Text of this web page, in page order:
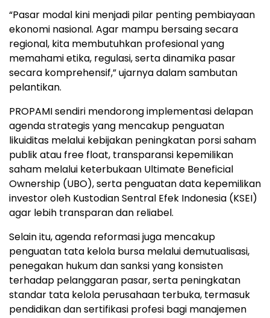
“Pasar modal kini menjadi pilar penting pembiayaan
ekonomi nasional. Agar mampu bersaing secara
regional, kita membutuhkan profesional yang
memahami etika, regulasi, serta dinamika pasar
secara komprehensif,” ujarnya dalam sambutan
pelantikan.
PROPAMI sendiri mendorong implementasi delapan
agenda strategis yang mencakup penguatan
likuiditas melalui kebijakan peningkatan porsi saham
publik atau free float, transparansi kepemilikan
saham melalui keterbukaan Ultimate Beneficial
Ownership (UBO), serta penguatan data kepemilikan
investor oleh Kustodian Sentral Efek Indonesia (KSEI)
agar lebih transparan dan reliabel.
Selain itu, agenda reformasi juga mencakup
penguatan tata kelola bursa melalui demutualisasi,
penegakan hukum dan sanksi yang konsisten
terhadap pelanggaran pasar, serta peningkatan
standar tata kelola perusahaan terbuka, termasuk
pendidikan dan sertifikasi profesi bagi manajemen